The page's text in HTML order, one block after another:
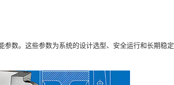
数。这些参数为系统的设计选型、安全运行和长期稳定